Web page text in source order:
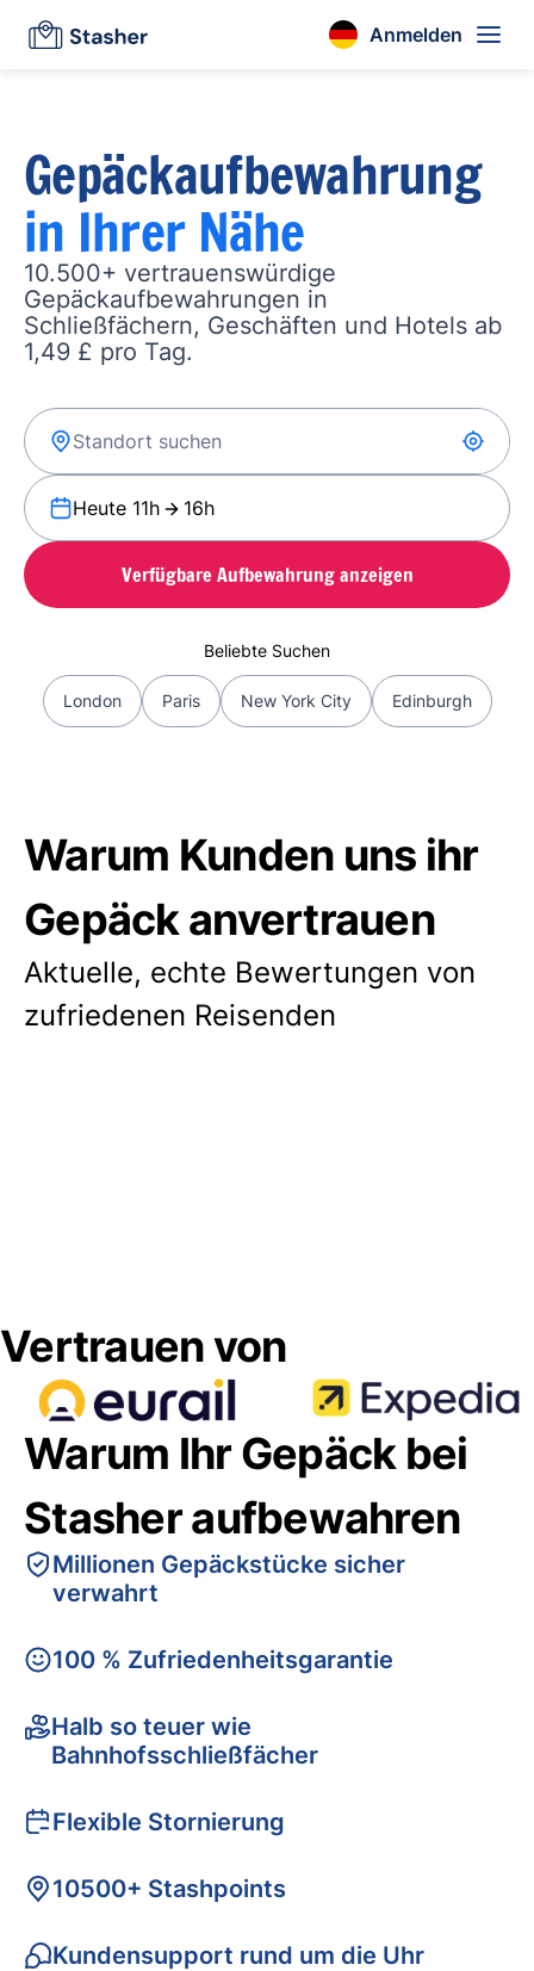
Anmelden
Gepäckaufbewahrung
in Ihrer Nähe
10.500+ vertrauenswürdige
Gepäckaufbewahrungen in
Schließfächern, Geschäften und Hotels ab
1,49 £ pro Tag.
Heute 11h 16h
Verfügbare Aufbewahrung anzeigen
Beliebte Suchen
London Paris New York City Edinburgh
Warum Kunden uns ihr
Gepäck anvertrauen
Aktuelle, echte Bewertungen von
zufriedenen Reisenden
Vertrauen von
Warum Ihr Gepäck bei
Stasher aufbewahren
Millionen Gepäckstücke sicher
verwahrt
100 % Zufriedenheitsgarantie
Halb so teuer wie
Bahnhofsschließfächer
Flexible Stornierung
10500+ Stashpoints
Kundensupport rund um die Uhr